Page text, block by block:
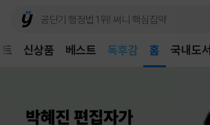
신상품 베스트
어린이
어린이
홈 국내도서